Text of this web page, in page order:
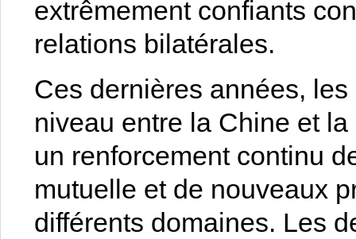
extrêmement confiants
relations bilatérales.
Ces dernières années,
niveau entre la Chine et
un renforcement continu
mutuelle et de nouveaux
différents domaines. Les